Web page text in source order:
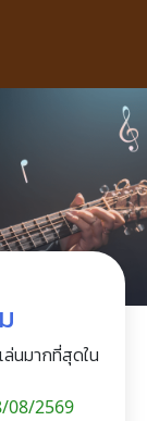
นมากที่สุดใน
08/2569